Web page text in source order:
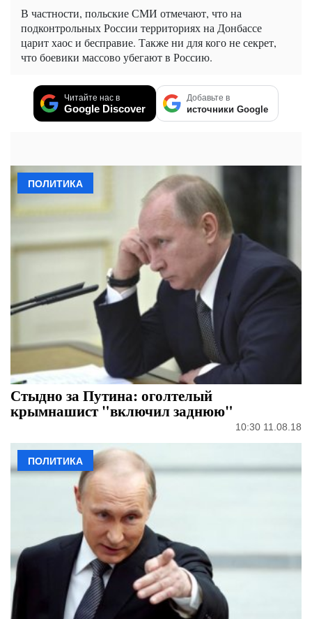
В частности, польские СМИ отмечают, что на
подконтрольных России территориях на Донбассе
царит хаос и бесправие. Также ни для кого не секрет,
что боевики массово убегают в Россию.
Читайте нас в
Google Discover
Добавьте в
источники Google
ПОЛИТИКА
Стыдно за Путина: оголтелый
крымнашист "включил заднюю"
10:30 11.08.18
ПОЛИТИКА